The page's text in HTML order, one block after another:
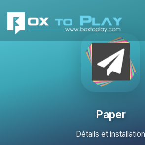
Paper
Détails et installation